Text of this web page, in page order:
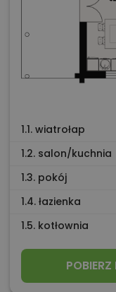
1.1. wiatrołap
1.2. salon/kuchnia
1.3. pokój
1.4. łazienka
1.5. kotłownia